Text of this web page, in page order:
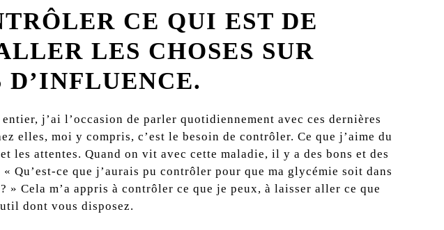
CE QUI EST DE
LES CHOSES SUR
D’INFLUENCE.
j’ai l’occasion de parler quotidiennement avec ces dernières
elles, moi y compris, c’est le besoin de contrôler. Ce que j’aime du
les attentes. Quand on vit avec cette maladie, il y a des bons et des
ce que j’aurais pu contrôler pour que ma glycémie soit dans
Cela m’a appris à contrôler ce que je peux, à laisser aller ce que
dont vous disposez.